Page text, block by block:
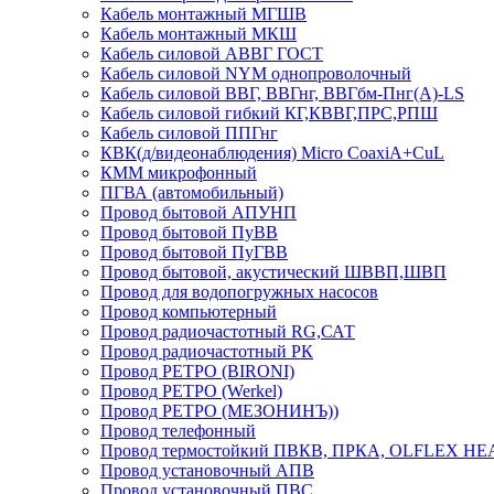
Кабель монтажный МГШВ
Кабель монтажный МКШ
Кабель силовой АВВГ ГОСТ
Кабель силовой NYM однопроволочный
Кабель силовой ВВГ, ВВГнг, ВВГбм-Пнг(А)-LS
Кабель силовой гибкий КГ,КВВГ,ПРС,РПШ
Кабель силовой ППГнг
КВК(д/видеонаблюдения) Micro CoaxiA+CuL
КММ микрофонный
ПГВА (автомобильный)
Провод бытовой АПУНП
Провод бытовой ПуВВ
Провод бытовой ПуГВВ
Провод бытовой, акустический ШВВП,ШВП
Провод для водопогружных насосов
Провод компьютерный
Провод радиочастотный RG,САТ
Провод радиочастотный РК
Провод РЕТРО (BIRONI)
Провод РЕТРО (Werkel)
Провод РЕТРО (МЕЗОНИНЪ))
Провод телефонный
Провод термостойкий ПВКВ, ПРКА, OLFLEX
Провод установочный АПВ